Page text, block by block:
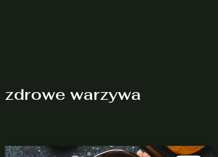
zdrowe warzywa